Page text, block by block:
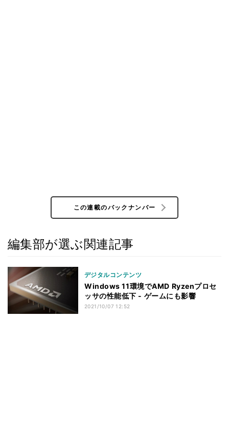
この連載のバックナンバー
編集部が選ぶ関連記事
デジタルコンテンツ
Windows 11環境でAMD Ryzenプロセ
ッサの性能低下 - ゲームにも影響
2021/10/07 12:52